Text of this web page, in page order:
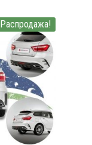
Распродажа!